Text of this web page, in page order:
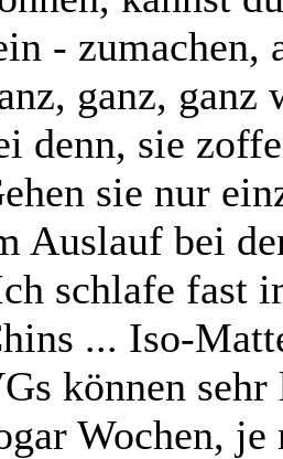
- zumachen,
ganz,
denn, sie
sie nur
Auslauf bei
schlafe fast
... Iso-
können sehr
Wochen, je